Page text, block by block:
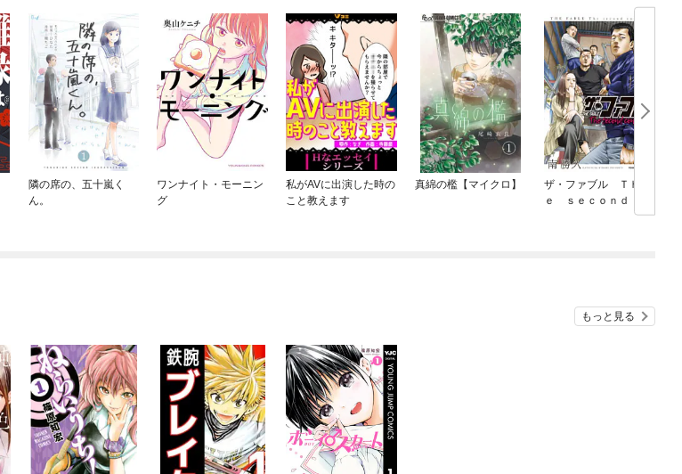
隣の席の、五十嵐く
ん。
ワンナイト・モーニン
グ
私がAVに出演した時の
こと教えます
真綿の檻【マイクロ】
ザ・ファブル Ｔｈ
ｅ ｓｅｃｏｎｄ ｃ
もっと見る